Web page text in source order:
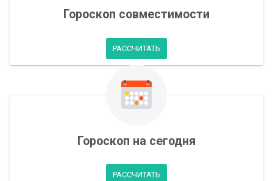
Гороскоп совместимости
РАССЧИТАТЬ
Гороскоп на сегодня
РАССЧИТАТЬ